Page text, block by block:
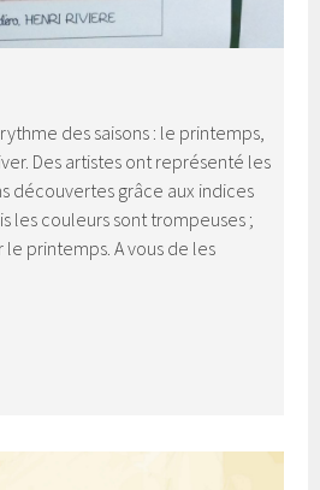
des saisons : le printemps,
Des artistes ont représenté les
découvertes grâce aux indices
les couleurs sont trompeuses ;
le printemps. A vous de les